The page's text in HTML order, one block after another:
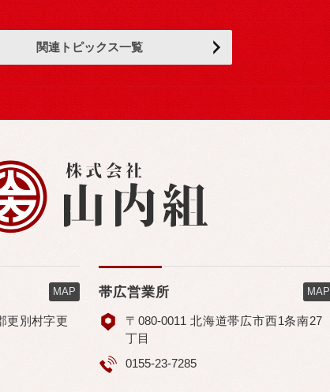
関連トピックス一覧
MAP
更別村字更
MAP
帯広営業所
〒080-0011 北海道帯広市西1条南27
丁目
0155-23-7285